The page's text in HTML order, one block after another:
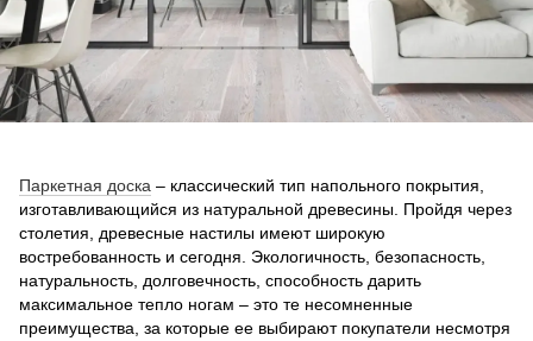
Паркетная доска – классический тип напольного покрытия,
изготавливающийся из натуральной древесины. Пройдя через
столетия, древесные настилы имеют широкую
востребованность и сегодня. Экологичность, безопасность,
натуральность, долговечность, способность дарить
максимальное тепло ногам – это те несомненные
преимущества, за которые ее выбирают покупатели несмотря